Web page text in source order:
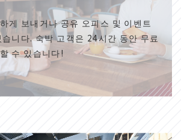
게 보내거나 공유 오피스 및 이벤트
니다. 숙박 고객은 24시간 동안 무료
수 있습니다!